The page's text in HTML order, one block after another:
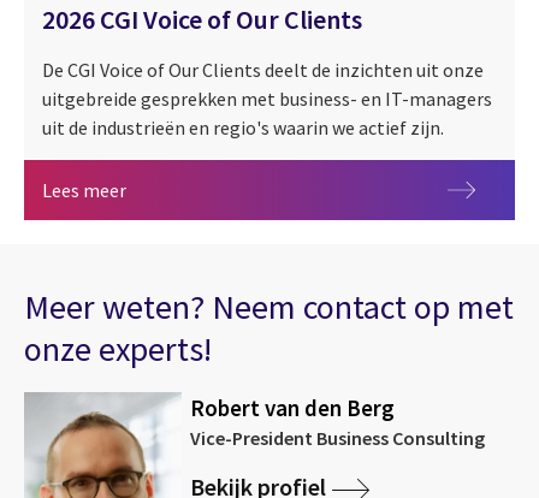
2026 CGI Voice of Our Clients
De CGI Voice of Our Clients deelt de inzichten uit onze
uitgebreide gesprekken met business- en IT-managers
uit de industrieën en regio's waarin we actief zijn.
Lees meer2026 CGI Voice of Our Clients
Meer weten? Neem contact op met
onze experts!
Robert van den Berg
Vice-President Business Consulting
Bekijk profiel